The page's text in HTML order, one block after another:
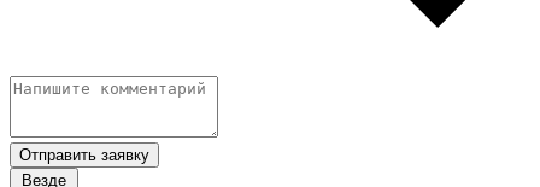
Отправить заявку
Везде